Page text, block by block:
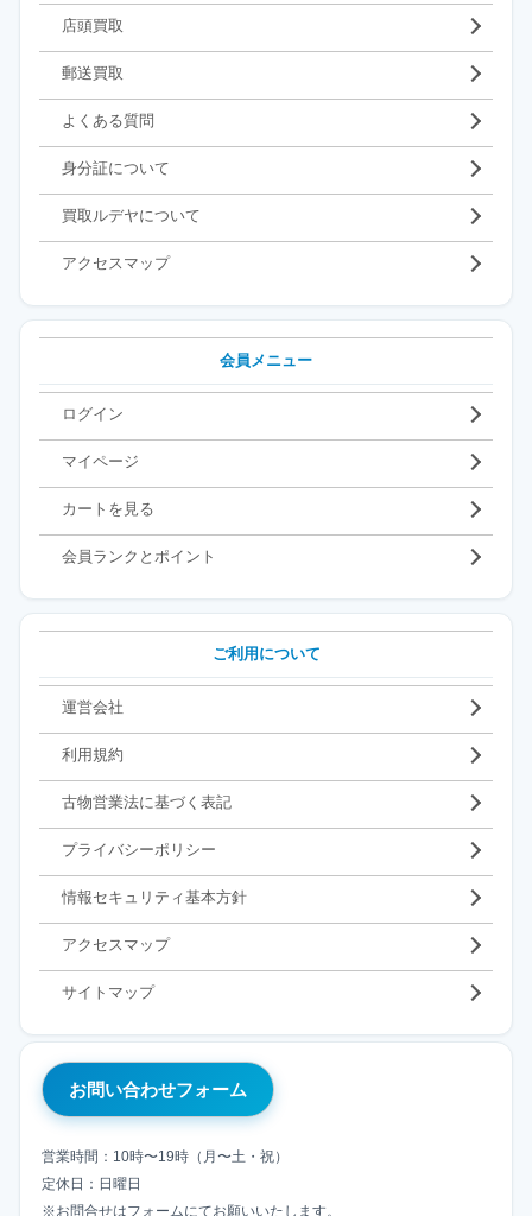
店頭買取
郵送買取
よくある質問
身分証について
買取ルデヤについて
アクセスマップ
会員メニュー
ログイン
マイページ
カートを見る
会員ランクとポイント
ご利用について
運営会社
利用規約
古物営業法に基づく表記
プライバシーポリシー
情報セキュリティ基本方針
アクセスマップ
サイトマップ
お問い合わせフォーム
営業時間：10時〜19時（月〜土・祝）
定休日：日曜日
※お問合せはフォームにてお願いいたします。